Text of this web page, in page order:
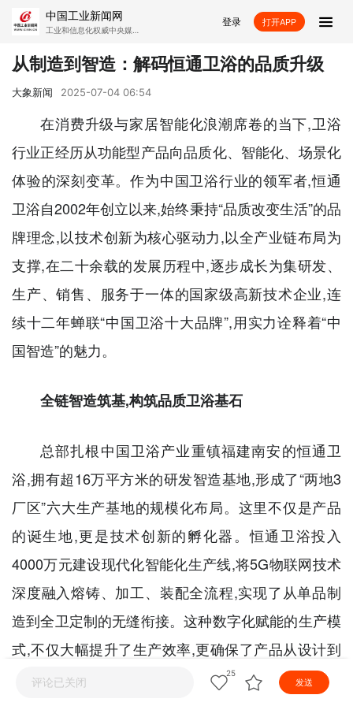
中国工业新闻网
工业和信息化权威中央媒
造的产经财经融媒平台。
登录 打开APP
首页
要闻 工业TV
科技 公司 AI工业 新产城
材料 消费 展会 工业设计
工经视频 工经直播 工业小镇 数据
独家 大健康
视频
小视频
从制造到智造：解码恒通卫浴的品质升级
大象新闻 2025-07-04 06:54
在消费升级与家居智能化浪潮席卷的当下,卫浴
行业正经历从功能型产品向品质化、智能化、场景化
体验的深刻变革。作为中国卫浴行业的领军者,恒通
卫浴自2002年创立以来,始终秉持“品质改变生活”的品
牌理念,以技术创新为核心驱动力,以全产业链布局为
支撑,在二十余载的发展历程中,逐步成长为集研发、
生产、销售、服务于一体的国家级高新技术企业,连
续十二年蝉联“中国卫浴十大品牌”,用实力诠释着“中
国智造”的魅力。
全链智造筑基,构筑品质卫浴基石
总部扎根中国卫浴产业重镇福建南安的恒通卫
浴,拥有超16万平方米的研发智造基地,形成了“两地3
厂区”六大生产基地的规模化布局。这里不仅是产品
的诞生地,更是技术创新的孵化器。恒通卫浴投入
4000万元建设现代化智能化生产线,将5G物联网技术
深度融入熔铸、加工、装配全流程,实现了从单品制
造到全卫定制的无缝衔接。这种数字化赋能的生产模
式,不仅大幅提升了生产效率,更确保了产品从设计到
落地的零误差转化。
评论已关闭
25
发送